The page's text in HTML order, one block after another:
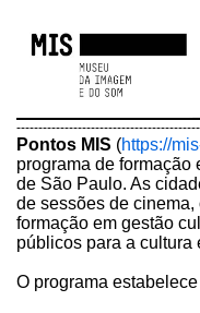
Pontos MIS (https://
programa de formação
de São Paulo. As
de sessões de
formação em gestão
públicos para a cultura
O programa